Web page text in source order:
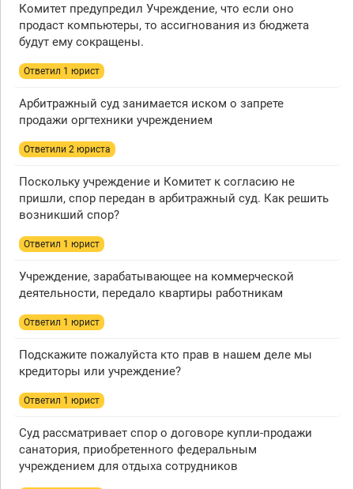
Комитет предупредил Учреждение, что если оно
продаст компьютеры, то ассигнования из бюджета
будут ему сокращены.
Ответил 1 юрист
Арбитражный суд занимается иском о запрете
продажи оргтехники учреждением
Ответили 2 юристa
Поскольку учреждение и Комитет к согласию не
пришли, спор передан в арбитражный суд. Как решить
возникший спор?
Ответил 1 юрист
Учреждение, зарабатывающее на коммерческой
деятельности, передало квартиры работникам
Ответил 1 юрист
Подскажите пожалуйста кто прав в нашем деле мы
кредиторы или учреждение?
Ответил 1 юрист
Суд рассматривает спор о договоре купли-продажи
санатория, приобретенного федеральным
учреждением для отдыха сотрудников